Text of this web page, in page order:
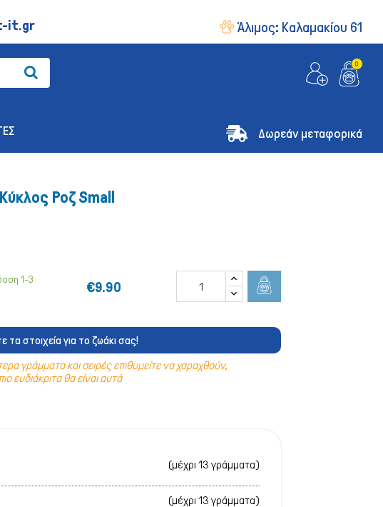
it.gr Άλιμος: Καλαμακίου 61
0
Παιχνίδια
Καλλωπισμός & Υγιεινή
Μεταφοράς & Ταξιδίου
Δωρεάν μεταφορικά
Ροζ Small
1-3
€9.90
τα στοιχεία για το ζωάκι σας!
γράμματα και σειρές επιθυμείτε να χαραχθούν,
ευδιάκριτα θα είναι αυτά
(μέχρι 13 γράμματα)
(μέχρι 13 γράμματα)